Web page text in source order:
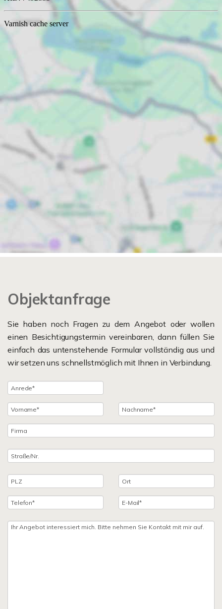
Objektanfrage
Sie haben noch Fragen zu dem Angebot oder wollen
einen Besichtigungstermin vereinbaren, dann füllen Sie
einfach das untenstehende Formular vollständig aus und
wir setzen uns schnellstmöglich mit Ihnen in Verbindung.